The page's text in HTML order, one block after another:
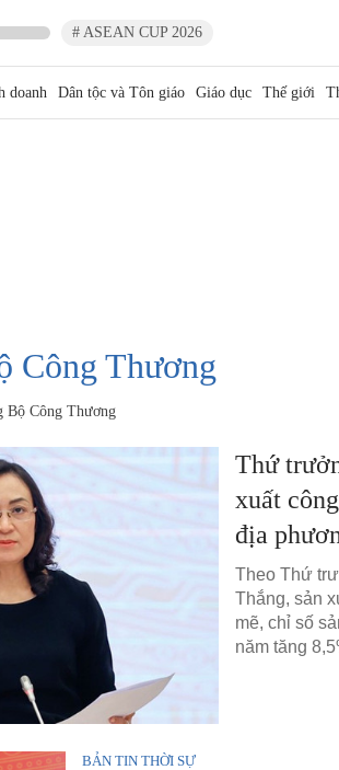
# ASEAN CUP 2026
doanh Dân tộc và Tôn giáo Giáo dục Thế giới
Công Thương
Bộ Công Thương
Thứ
xuất
địa
Theo Thứ
Thắng, sản
mẽ, chỉ số
năm tăng
BẢN TIN THỜI SỰ